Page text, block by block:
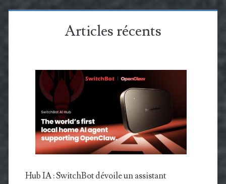
Articles récents
Hub IA : SwitchBot dévoile un assistant